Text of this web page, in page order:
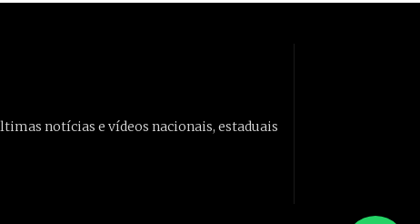
notícias e vídeos nacionais, estaduais